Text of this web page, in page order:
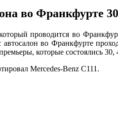
во Франкфурте
проводится во
автосалон во Франкфурте
которые состоялись 30,
Mercedes-Benz C111.